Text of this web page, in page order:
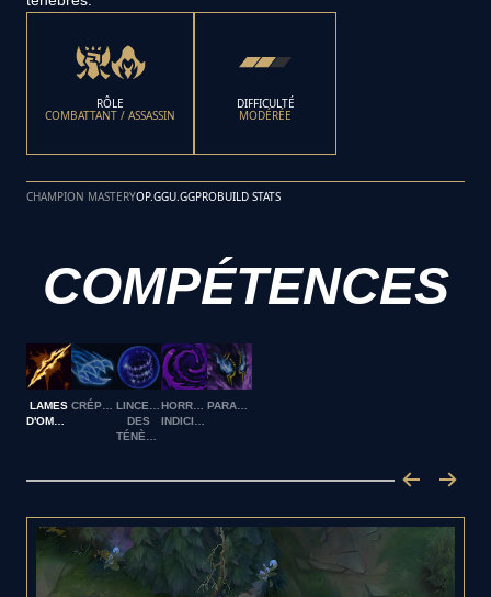
RÔLE
COMBATTANT / ASSASSIN
DIFFICULTÉ
MODÉRÉE
CHAMPION MASTERYOP.GGU.GGPROBUILD STATS
COMPÉTENCES
LAMES
LINCEUL
DES
HORREUR
PARANOÏA